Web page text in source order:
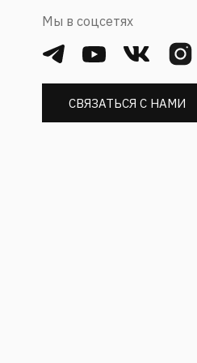
СВЯЗАТЬСЯ С НАМИ
Мы в соцсетях